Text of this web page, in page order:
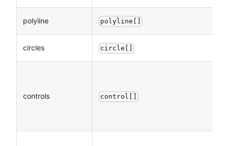
polyline polyline[]
circles circle[]
controls control[]